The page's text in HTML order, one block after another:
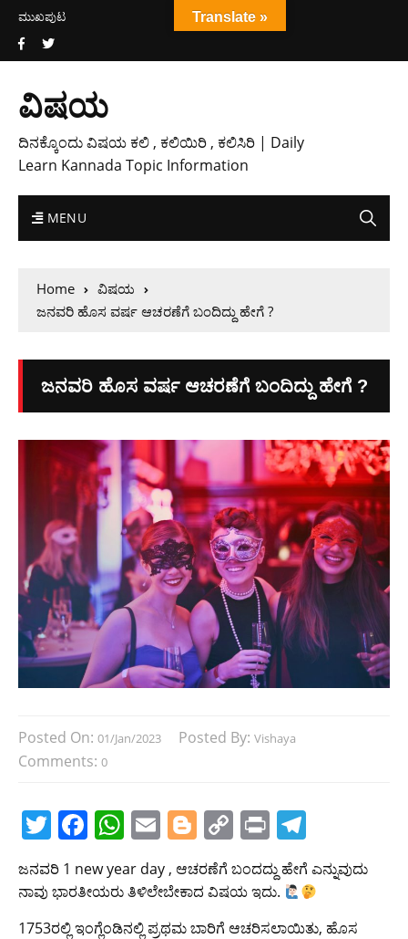
ಮುಖಪುಟ
ವಿಷಯ
ದಿನಕ್ಕೊಂದು ವಿಷಯ ಕಲಿ , ಕಲಿಯಿರಿ , ಕಲಿಸಿರಿ | Daily
Learn Kannada Topic Information
MENU
Home
ವಿಷಯ
ಜನವರಿ ಹೊಸ ವರ್ಷ ಆಚರಣೆಗೆ ಬಂದಿದ್ದು ಹೇಗೆ ?
ಜನವರಿ ಹೊಸ ವರ್ಷ ಆಚರಣೆಗೆ ಬಂದಿದ್ದು ಹೇಗೆ ?
Posted On: 01/Jan/2023 Posted By: Vishaya
Comments: 0
T
w
itt
er
F
c
e
W
at
s
E
ai
Bl
o
g
C
p
Pr
in
t
el
e
gr
ಜನವರಿ 1 new year day , ಆಚರಣೆಗೆ ಬಂದದ್ದು ಹೇಗೆ ಎನ್ನುವುದು
ನಾವು ಭಾರತೀಯರು ತಿಳಿಲೇಬೇಕಾದ ವಿಷಯ ಇದು.
1753ರಲ್ಲಿ ಇಂಗ್ಲೆಂಡಿನಲ್ಲಿ ಪ್ರಥಮ ಬಾರಿಗೆ ಆಚರಿಸಲಾಯಿತು, ಹೊಸ
Translate »